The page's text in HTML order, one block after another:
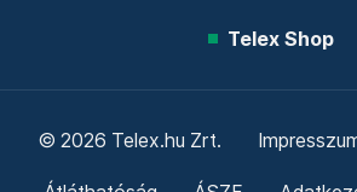
Telex Shop
© 2026 Telex.hu Zrt.